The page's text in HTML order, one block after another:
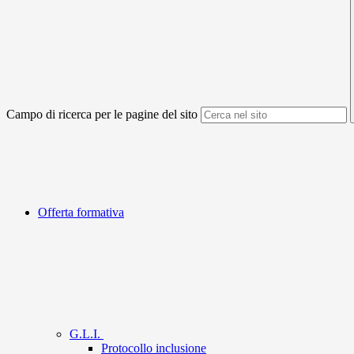
Campo di ricerca per le pagine del sito
Offerta formativa
G.L.I.
Protocollo inclusione